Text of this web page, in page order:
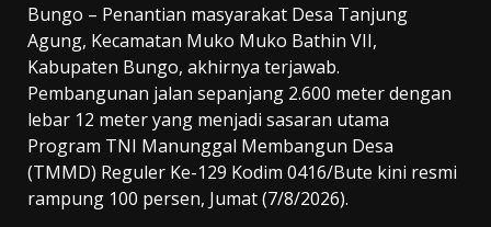
Bungo – Penantian masyarakat Desa Tanjung
Agung, Kecamatan Muko Muko Bathin VII,
Kabupaten Bungo, akhirnya terjawab.
Pembangunan jalan sepanjang 2.600 meter dengan
lebar 12 meter yang menjadi sasaran utama
Program TNI Manunggal Membangun Desa
(TMMD) Reguler Ke-129 Kodim 0416/Bute kini resmi
rampung 100 persen, Jumat (7/8/2026).